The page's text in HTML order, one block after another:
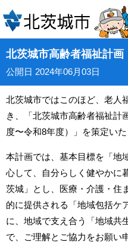
北茨城市高齢者福祉計
公開日 2024年06月03日
北茨城市ではこのほど、老人
き、「北茨城市高齢者福祉計
度〜令和8年度）」を策定いた
本計画では、基本目標を「地
心して、自分らしく健やか
茨城」とし、医療・介護・住
的に提供される「地域包括ケ
に、地域で支え合う「地域共
で、ご理解とご協力をお願い